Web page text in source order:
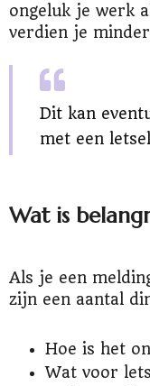
ongeluk je werk
verdien je
Dit kan
met een
Wat is
Als je een
zijn een aantal
Hoe is het
Wat voor